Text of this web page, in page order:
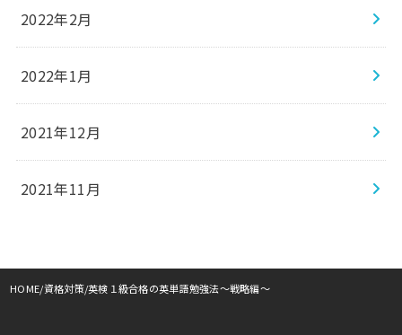
2022年2月
2022年1月
2021年12月
2021年11月
HOME 資格対策 英検１級合格の英単語勉強法～戦略編～